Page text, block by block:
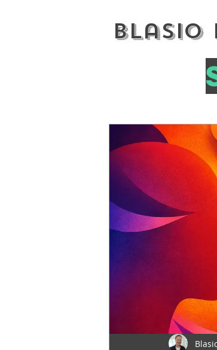
Blasio